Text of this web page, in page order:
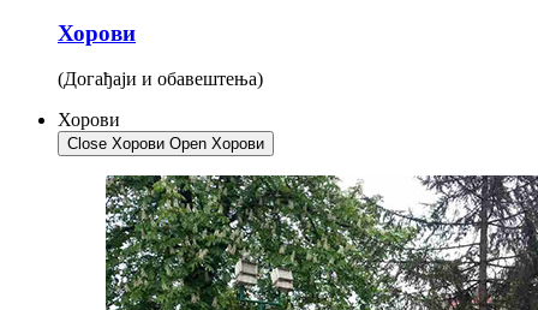
Хорови
(Догађаји и обавештења)
Хорови
Close Хорови Open Хорови